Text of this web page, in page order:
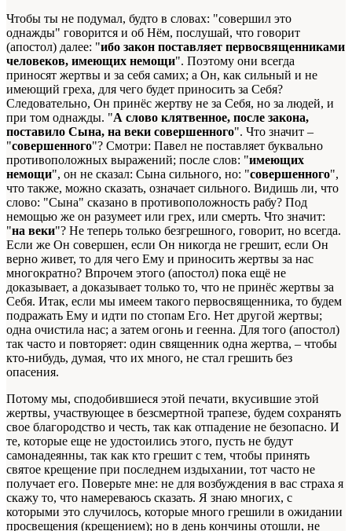
Чтобы ты не подумал, будто в словах: "совершил это
однажды" говорится и об Нём, послушай, что говорит
(апостол) далее: "ибо закон поставляет первосвященниками
человеков, имеющих немощи". Поэтому они всегда
приносят жертвы и за себя самих; а Он, как сильный и не
имеющий греха, для чего будет приносить за Себя?
Следовательно, Он принёс жертву не за Себя, но за людей, и
при том однажды. "А слово клятвенное, после закона,
поставило Сына, на веки совершенного". Что значит –
"совершенного"? Смотри: Павел не поставляет буквально
противоположных выражений; после слов: "имеющих
немощи", он не сказал: Сына сильного, но: "совершенного",
что также, можно сказать, означает сильного. Видишь ли, что
слово: "Сына" сказано в противоположность рабу? Под
немощью же он разумеет или грех, или смерть. Что значит:
"на веки"? Не теперь только безгрешного, говорит, но всегда.
Если же Он совершен, если Он никогда не грешит, если Он
верно живет, то для чего Ему и приносить жертвы за нас
многократно? Впрочем этого (апостол) пока ещё не
доказывает, а доказывает только то, что не принёс жертвы за
Себя. Итак, если мы имеем такого первосвященника, то будем
подражать Ему и идти по стопам Его. Нет другой жертвы;
одна очистила нас; а затем огонь и геенна. Для того (апостол)
так часто и повторяет: один священник одна жертва, – чтобы
кто-нибудь, думая, что их много, не стал грешить без
опасения.
Потому мы, сподобившиеся этой печати, вкусившие этой
жертвы, участвующее в безсмертной трапезе, будем сохранять
свое благородство и честь, так как отпадение не безопасно. И
те, которые еще не удостоились этого, пусть не будут
самонадеянны, так как кто грешит с тем, чтобы принять
святое крещение при последнем издыхании, тот часто не
получает его. Поверьте мне: не для возбуждения в вас страха я
скажу то, что намереваюсь сказать. Я знаю многих, с
которыми это случилось, которые много грешили в ожидании
просвещения (крещением); но в день кончины отошли, не